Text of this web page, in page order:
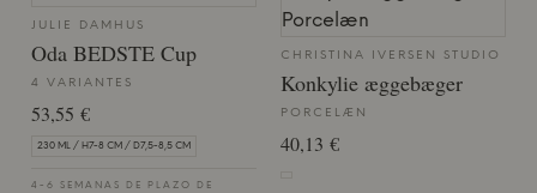
JULIE DAMHUS
Oda BEDSTE Cup
4 VARIANTES
53,55 €
230 ML / H7-8 CM / D7,5-8,5 CM
4-6 SEMANAS DE PLAZO DE
CHRISTINA IVERSEN STUDIO
Konkylie æggebæger
PORCELÆN
40,13 €